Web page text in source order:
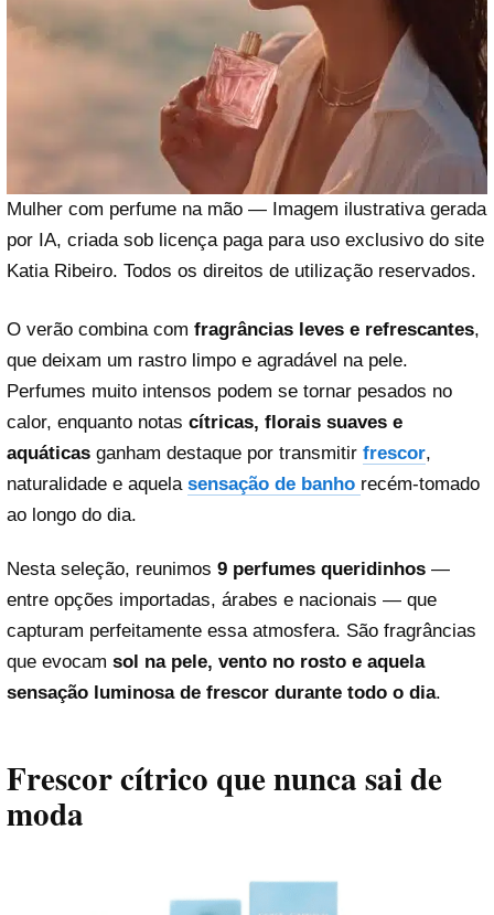
Mulher com perfume na mão — Imagem ilustrativa gerada
por IA, criada sob licença paga para uso exclusivo do site
Katia Ribeiro. Todos os direitos de utilização reservados.
O verão combina com fragrâncias leves e refrescantes,
que deixam um rastro limpo e agradável na pele.
Perfumes muito intensos podem se tornar pesados no
calor, enquanto notas cítricas, florais suaves e
aquáticas ganham destaque por transmitir frescor,
naturalidade e aquela sensação de banho recém-tomado
ao longo do dia.
Nesta seleção, reunimos 9 perfumes queridinhos —
entre opções importadas, árabes e nacionais — que
capturam perfeitamente essa atmosfera. São fragrâncias
que evocam sol na pele, vento no rosto e aquela
sensação luminosa de frescor durante todo o dia.
Frescor cítrico que nunca sai de
moda